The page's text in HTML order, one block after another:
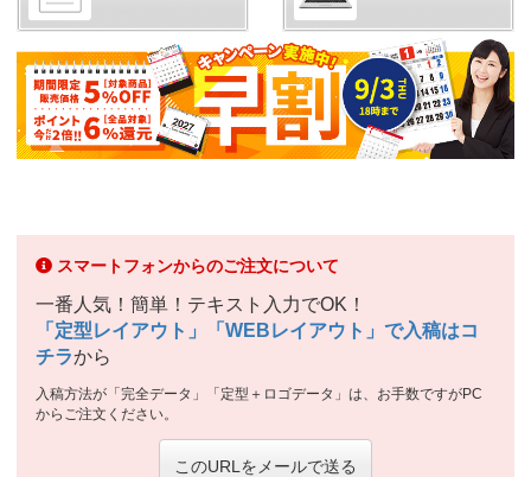
スマートフォンからのご注文について
一番人気！簡単！テキスト入力でOK！
「定型レイアウト」「WEBレイアウト」で入稿はコ
チラから
入稿方法が「完全データ」「定型＋ロゴデータ」は、お手数ですがPC
からご注文ください。
このURLをメールで送る